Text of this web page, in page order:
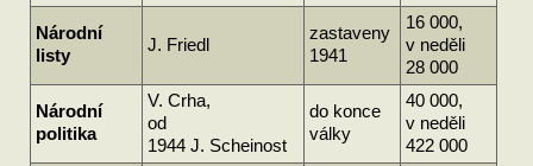
Národní
listy
J. Friedl
zastaveny
1941
16 000,
v neděli
28 000
Národní
politika
V. Crha,
od
1944 J. Scheinost
do konce
války
40 000,
v neděli
422 000